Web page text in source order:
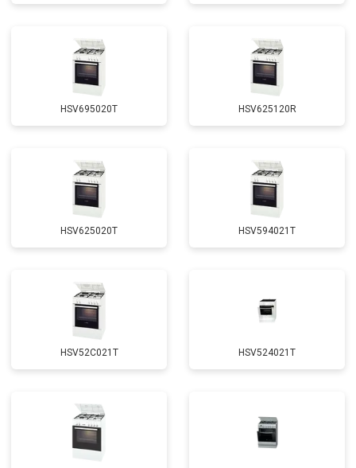
HSV695020T HSV625120R
HSV625020T HSV594021T
HSV52C021T HSV524021T